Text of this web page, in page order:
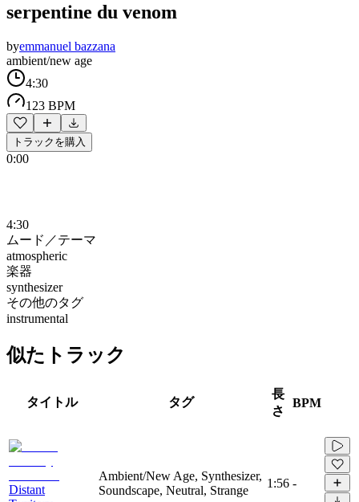
serpentine du venom
byemmanuel bazzana
ambient/new age
4:30
123 BPM
トラックを購入
0:00
4:30
ムード／テーマ
atmospheric
楽器
synthesizer
その他のタグ
instrumental
似たトラック
タイトル タグ
長
さ
BPM
Distant
Ambient/New Age, Synthesizer,
Soundscape, Neutral, Strange
1:56 -